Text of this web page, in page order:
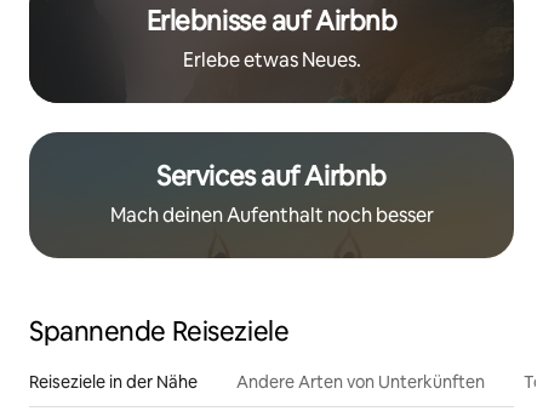
Erlebnisse auf Airbnb
Erlebe etwas Neues.
Services auf Airbnb
Mach deinen Aufenthalt noch besser
Spannende Reiseziele
Reiseziele in der Nähe Andere Arten von Unterkünften